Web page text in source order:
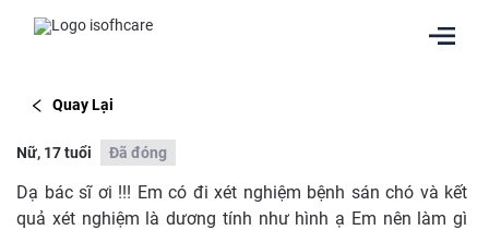
Quay Lại
Nữ, 17 tuổi Đã đóng
Dạ bác sĩ ơi !!! Em có đi xét nghiệm bệnh sán chó và kết
quả xét nghiệm là dương tính như hình ạ Em nên làm gì